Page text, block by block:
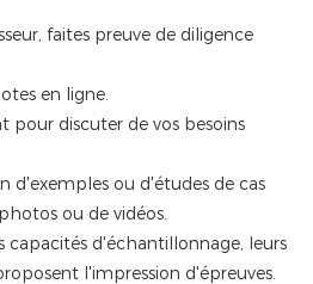
faites preuve de diligence
en ligne.
pour discuter de vos besoins
d'exemples ou d'études de cas
ou de vidéos.
capacités d'échantillonnage, leurs
l'impression d'épreuves.